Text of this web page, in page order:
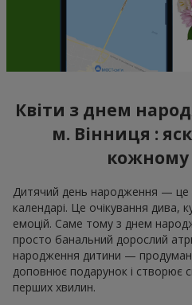
Квіти з днем
м. Вінниця :
кожному
Дитячий день народження — це
календарі. Це очікування дива,
емоцій. Саме тому з днем
просто банальний дорослий
народження дитини —
доповнює подарунок і створює
перших хвилин.